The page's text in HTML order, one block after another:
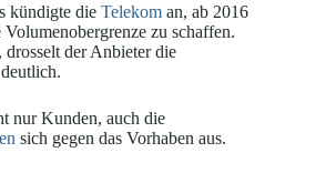
kündigte die Telekom an, ab 2016
zu schaffen.
der Anbieter die
nur Kunden, auch die
sich gegen das Vorhaben aus.